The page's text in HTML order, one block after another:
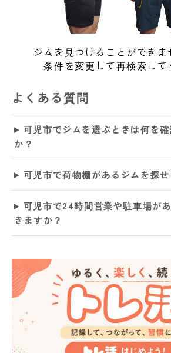
ジムを見つけることができま
条件を変更して再検索して
よくある質問
可児市でジムを選ぶときは何を
か？
可児市で荷物棚があるジムを探せ
可児市で24時間営業や駐車場が
きますか？